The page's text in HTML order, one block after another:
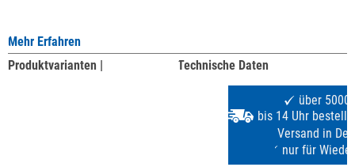
Mehr Erfahren
Produktvarianten |
Technische Daten